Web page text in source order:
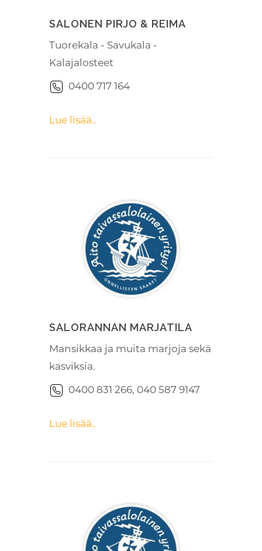
SALONEN PIRJO & REIMA
Tuorekala - Savukala -
Kalajalosteet
0400 717 164
Lue lisää..
SALORANNAN MARJATILA
Mansikkaa ja muita marjoja sekä
kasviksia.
0400 831 266, 040 587 9147
Lue lisää..